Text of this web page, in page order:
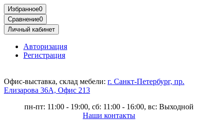
Избранное0
Сравнение0
Личный кабинет
Авторизация
Регистрация
Офис-выставка, склад мебели: г. Санкт-Петербург, пр.
Елизарова 36А, Офис 213
пн-пт: 11:00 - 19:00, сб: 11:00 - 16:00, вс: Выходной
Наши контакты